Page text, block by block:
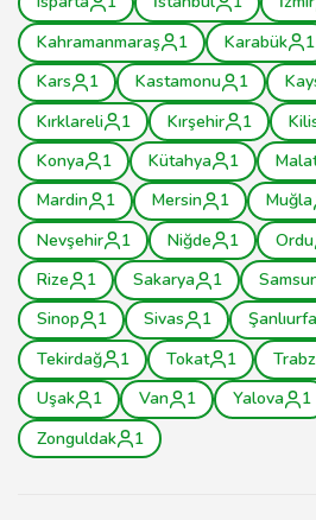
Kahramanmaraş
1 Karabük 1
Kars
1 Kastamonu 1
Kırklareli
1 Kırşehir 1
Konya
1 Kütahya 1
Mardin
1 Mersin 1 Muğla
Nevşehir
1 Niğde 1 Ordu
Rize
1 Sakarya 1
Sinop
1 Sivas 1 Şanlıurfa
Tekirdağ
1 Tokat 1
Uşak
1 Van 1 Yalova 1
Zonguldak
1